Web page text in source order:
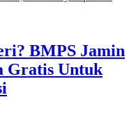
BMPS Jamin
Gratis Untuk